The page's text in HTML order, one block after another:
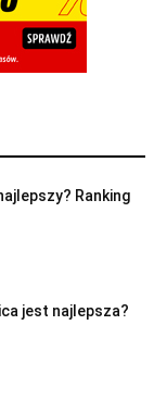
Ranking
jest najlepsza?